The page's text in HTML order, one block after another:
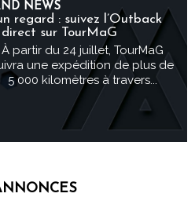
NEWS
regard : suivez l’Outback
sur TourMaG
À partir du 24 juillet, TourMaG
une expédition de plus de
5 000 kilomètres à travers...